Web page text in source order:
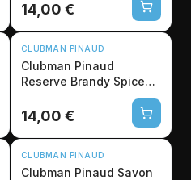
14,00 €
CLUBMAN PINAUD
Clubman Pinaud
Reserve Brandy Spice
Après-Rasage 177mL
Pro
14,00 €
CLUBMAN PINAUD
Clubman Pinaud Savon